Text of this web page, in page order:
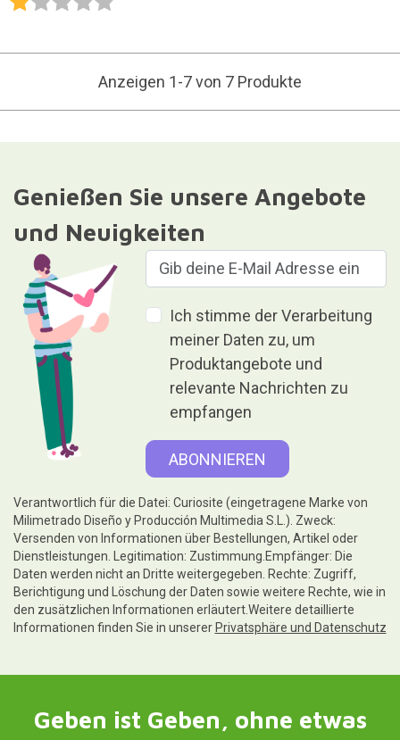
Anzeigen 1-7 von 7 Produkte
Genießen Sie unsere Angebote
und Neuigkeiten
Ich stimme der Verarbeitung
meiner Daten zu, um
Produktangebote und
relevante Nachrichten zu
empfangen
Verantwortlich für die Datei: Curiosite (eingetragene Marke von
Milimetrado Diseño y Producción Multimedia S.L.). Zweck:
Versenden von Informationen über Bestellungen, Artikel oder
Dienstleistungen. Legitimation: Zustimmung.Empfänger: Die
Daten werden nicht an Dritte weitergegeben. Rechte: Zugriff,
Berichtigung und Löschung der Daten sowie weitere Rechte, wie in
den zusätzlichen Informationen erläutert.Weitere detaillierte
Informationen finden Sie in unserer Privatsphäre und Datenschutz
Geben ist Geben, ohne etwas